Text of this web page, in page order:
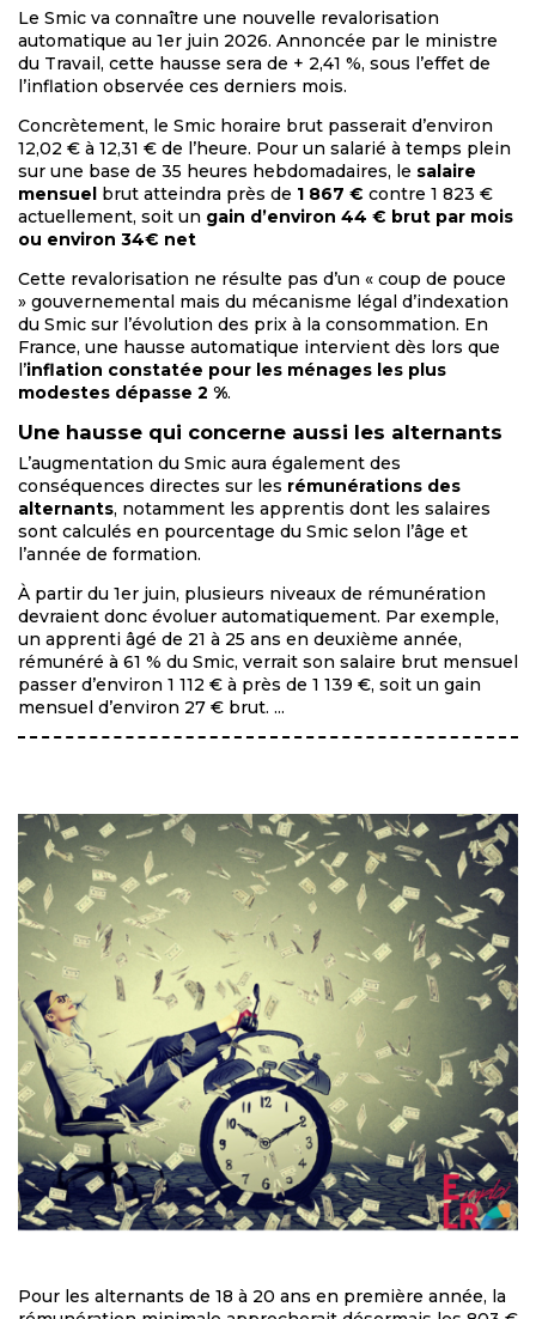
Le Smic va connaître une nouvelle revalorisation
automatique au 1er juin 2026. Annoncée par le ministre
du Travail, cette hausse sera de + 2,41 %, sous l’effet de
l’inflation observée ces derniers mois.
Concrètement, le Smic horaire brut passerait d’environ
12,02 € à 12,31 € de l’heure. Pour un salarié à temps plein
sur une base de 35 heures hebdomadaires, le salaire
mensuel brut atteindra près de 1 867 € contre 1 823 €
actuellement, soit un gain d’environ 44 € brut par mois
ou environ 34€ net
Cette revalorisation ne résulte pas d’un « coup de pouce
» gouvernemental mais du mécanisme légal d’indexation
du Smic sur l’évolution des prix à la consommation. En
France, une hausse automatique intervient dès lors que
l’inflation constatée pour les ménages les plus
modestes dépasse 2 %.
Une hausse qui concerne aussi les alternants
L’augmentation du Smic aura également des
conséquences directes sur les rémunérations des
alternants, notamment les apprentis dont les salaires
sont calculés en pourcentage du Smic selon l’âge et
l’année de formation.
À partir du 1er juin, plusieurs niveaux de rémunération
devraient donc évoluer automatiquement. Par exemple,
un apprenti âgé de 21 à 25 ans en deuxième année,
rémunéré à 61 % du Smic, verrait son salaire brut mensuel
passer d’environ 1 112 € à près de 1 139 €, soit un gain
mensuel d’environ 27 € brut. ...
Pour les alternants de 18 à 20 ans en première année, la